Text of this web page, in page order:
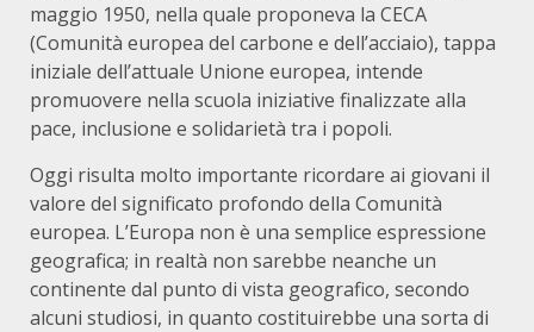
maggio 1950, nella quale proponeva la CECA
(Comunità europea del carbone e dell’acciaio), tappa
iniziale dell’attuale Unione europea, intende
promuovere nella scuola iniziative finalizzate alla
pace, inclusione e solidarietà tra i popoli.
Oggi risulta molto importante ricordare ai giovani il
valore del significato profondo della Comunità
europea. L’Europa non è una semplice espressione
geografica; in realtà non sarebbe neanche un
continente dal punto di vista geografico, secondo
alcuni studiosi, in quanto costituirebbe una sorta di